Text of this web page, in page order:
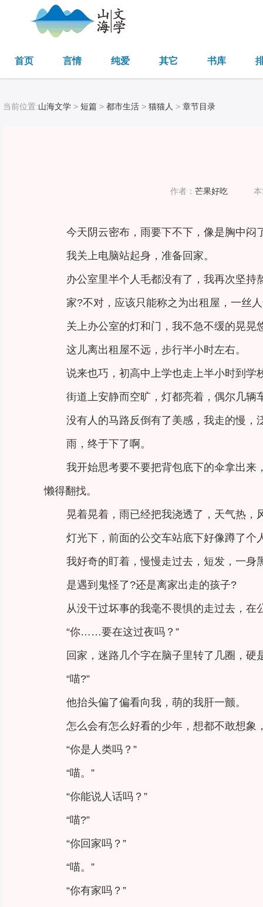
首页 言情 纯爱 其它 书库
当前位置:山海文学 > 短篇 > 都市生活 > 猫猫人 > 章节目录
作者： 芒果好吃
今天阴云密布，雨要下不下，像是胸中闷
我关上电脑站起身，准备回家。
办公室里半个人毛都没有了，我再次坚持
家?不对，应该只能称之为出租屋，一丝
关上办公室的灯和门，我不急不缓的晃晃
这儿离出租屋不远，步行半小时左右。
说来也巧，初高中上学也走上半小时到学
街道上安静而空旷，灯都亮着，偶尔几
没有人的马路反倒有了美感，我走的慢
雨，终于下了啊。
我开始思考要不要把背包底下的伞拿出
懒得翻找。
晃着晃着，雨已经把我浇透了，天气热，
灯光下，前面的公交车站底下好像蹲了
我好奇的盯着，慢慢走过去，短发，一
是遇到鬼怪了?还是离家出走的孩子?
从没干过坏事的我毫不畏惧的走过去，
“你……要在这过夜吗？”
回家，迷路几个字在脑子里转了几圈，硬
“喵?”
他抬头偏了偏看向我，萌的我肝一颤。
怎么会有怎么好看的少年，想都不敢想
“你是人类吗？”
“喵。”
“你能说人话吗？”
“喵?”
“你回家吗？”
“喵。”
“你有家吗？”